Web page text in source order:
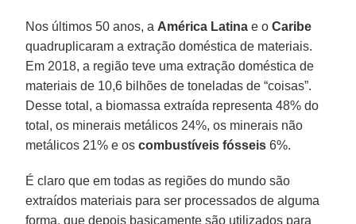
Nos últimos 50 anos, a América Latina e oCaribe
quadruplicaram a extração doméstica de materiais.
Em 2018, a região teve uma extração doméstica de
materiais de 10,6 bilhões de toneladas de “coisas”.
Desse total, a biomassa extraída representa 48% do
total, os minerais metálicos 24%, os minerais não
metálicos 21% e oscombustíveis fósseis 6%.
É claro que em todas as regiões do mundo são
extraídos materiais para ser processados de alguma
forma, que depois basicamente são utilizados para